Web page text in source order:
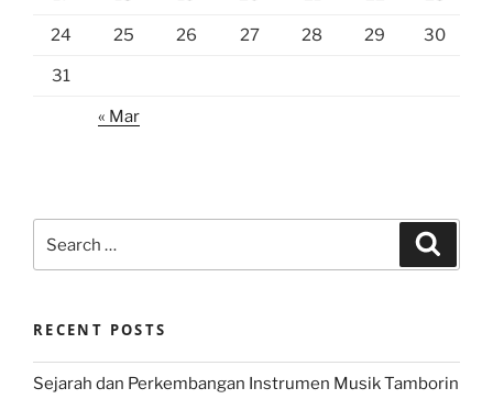
24 25 26 27 28 29 30
31
« Mar
for:
RECENT POSTS
Sejarah dan Perkembangan Instrumen Musik Tamborin